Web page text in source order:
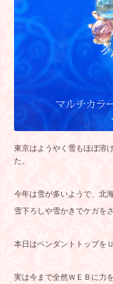
東京はようやく雪もほぼ溶
た。
今年は雪が多いようで、北
雪下ろしや雪かきでケガを
本日はペンダントトップを
実は今まで全然ＷＥＢに力